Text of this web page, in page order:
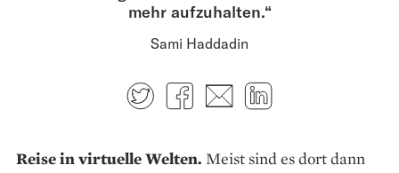
mehr aufzuhalten.“
Sami Haddadin
TwitterFacebook
E-mail
Reise in virtuelle Welten. Meist sind es dort dann